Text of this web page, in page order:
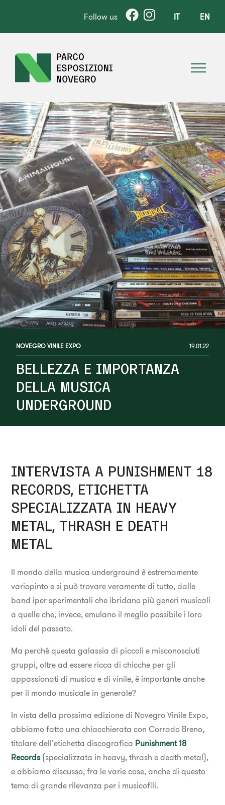
Follow us IT EN
NOVEGRO VINILE EXPO 19.01.22
BELLEZZA E IMPORTANZA
DELLA MUSICA
UNDERGROUND
INTERVISTA A PUNISHMENT 18
RECORDS, ETICHETTA
SPECIALIZZATA IN HEAVY
METAL, THRASH E DEATH
METAL
Il mondo della musica underground è estremamente
variopinto e si può trovare veramente di tutto, dalle
band iper sperimentali che ibridano più generi musicali
a quelle che, invece, emulano il meglio possibile i loro
idoli del passato.
Ma perché questa galassia di piccoli e misconosciuti
gruppi, oltre ad essere ricca di chicche per gli
appassionati di musica e di vinile, è importante anche
per il mondo musicale in generale?
In vista della prossima edizione di Novegro Vinile Expo,
abbiamo fatto una chiacchierata con Corrado Breno,
titolare dell’etichetta discografica Punishment 18
Records(specializzata in heavy, thrash e death metal),
e abbiamo discusso, fra le varie cose, anche di questo
tema di grande rilevanza per i musicofili.